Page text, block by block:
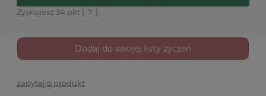
Zyskujesz 34 pkt [ ? ]
Dodaj do swojej listy życzeń
zapytaj o produkt